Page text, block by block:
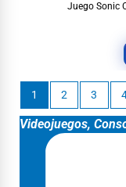
Juego Sonic
1 2 3
Videojuegos,